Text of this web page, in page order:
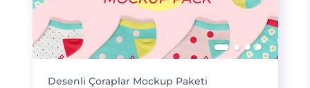
Desenli Çoraplar Mockup Paketi